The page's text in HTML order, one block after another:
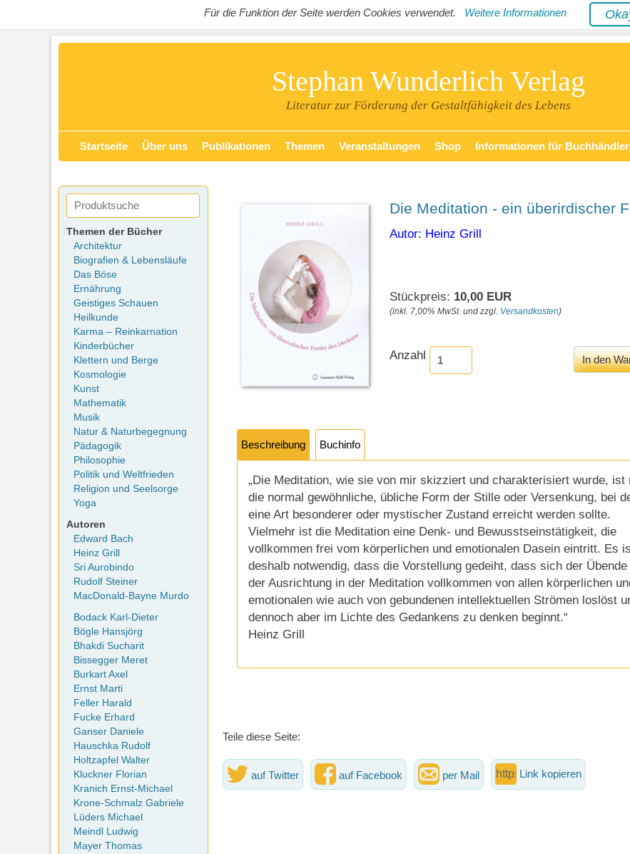
Für die Funktion der Seite werden Cookies verwendet. Weitere Informationen
Stephan Wunderlich Verlag
Literatur zur Förderung der Gestaltfähigkeit des Lebens
Primäres Menü
Inhalt
Startseite Über uns Publikationen Themen Veranstaltungen Shop Informationen für Buchhändler
Die Meditation - ein überirdischer
Autor: Heinz Grill
Stückpreis: 10,00 EUR
(inkl. 7,00% MwSt. und zzgl. Versandkosten)
Anzahl
Beschreibung Buchinfo
„Die Meditation, wie sie von mir skizziert und charakterisiert wurde, ist
die normal gewöhnliche, übliche Form der Stille oder Versenkung, bei
eine Art besonderer oder mystischer Zustand erreicht werden sollte.
Vielmehr ist die Meditation eine Denk- und Bewusstseinstätigkeit, die
vollkommen frei vom körperlichen und emotionalen Dasein eintritt. Es
deshalb notwendig, dass die Vorstellung gedeiht, dass sich der Übende
der Ausrichtung in der Meditation vollkommen von allen körperlichen
emotionalen wie auch von gebundenen intellektuellen Strömen loslöst
dennoch aber im Lichte des Gedankens zu denken beginnt.“
Heinz Grill
Teile diese Seite:
auf Twitter auf Facebook per Mail Link kopieren
Themen der Bücher
Architektur
Biografien & Lebensläufe
Das Böse
Ernährung
Geistiges Schauen
Heilkunde
Karma – Reinkarnation
Kinderbücher
Klettern und Berge
Kosmologie
Kunst
Mathematik
Musik
Natur & Naturbegegnung
Pädagogik
Philosophie
Politik und Weltfrieden
Religion und Seelsorge
Yoga
Autoren
Edward Bach
Heinz Grill
Sri Aurobindo
Rudolf Steiner
MacDonald-Bayne Murdo
Bodack Karl-Dieter
Bögle Hansjörg
Bhakdi Sucharit
Bissegger Meret
Burkart Axel
Ernst Marti
Feller Harald
Fucke Erhard
Ganser Daniele
Hauschka Rudolf
Holtzapfel Walter
Kluckner Florian
Kranich Ernst-Michael
Krone-Schmalz Gabriele
Lüders Michael
Meindl Ludwig
Mayer Thomas